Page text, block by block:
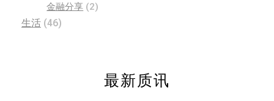
金融分享 (2)
生活 (46)
最新质讯